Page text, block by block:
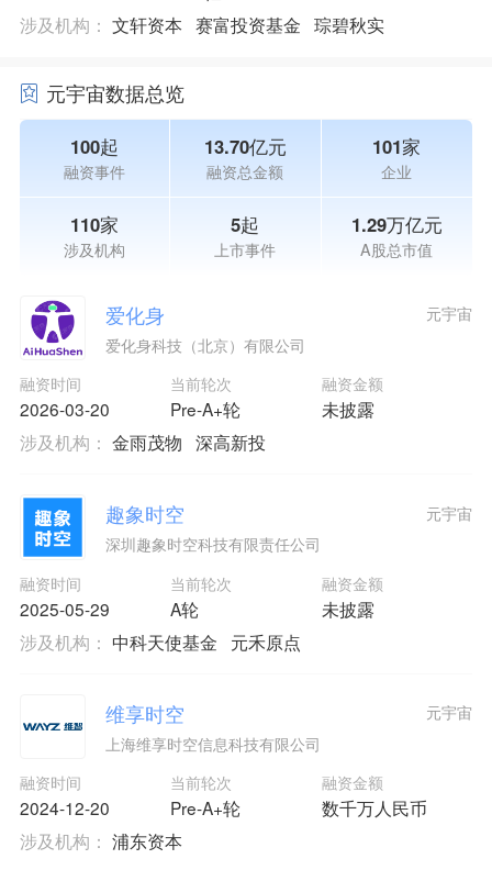
涉及机构： 文轩资本 赛富投资基金 琮碧秋实
元宇宙数据总览
100起
融资事件
13.70亿元
融资总金额
101家
企业
110家
涉及机构
5起
上市事件
1.29万亿元
A股总市值
爱化身
爱化身科技（北京）有限公司
融资时间
2026-03-20
当前轮次
Pre-A+轮
融资金额
未披露
元宇宙
涉及机构： 金雨茂物 深高新投
趣象时空
深圳趣象时空科技有限责任公司
融资时间
2025-05-29
当前轮次
A轮
融资金额
未披露
元宇宙
涉及机构： 中科天使基金 元禾原点
维享时空
上海维享时空信息科技有限公司
融资时间
2024-12-20
当前轮次
Pre-A+轮
融资金额
数千万人民币
元宇宙
涉及机构： 浦东资本